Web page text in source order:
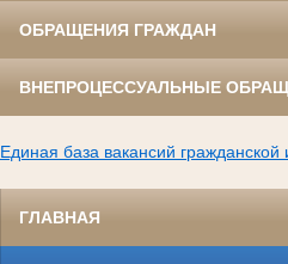
ОБРАЩЕНИЯ ГРАЖДАН
ВНЕПРОЦЕССУАЛЬНЫЕ
Единая база вакансий
ГЛАВНАЯ